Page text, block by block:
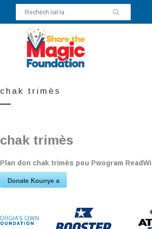
chak trimès
chak trimès
Plan don chak trimès pou Pwogram
Donate Kounye a